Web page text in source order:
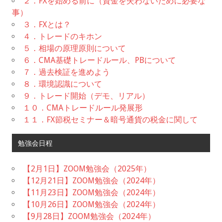
事）
３．FXとは？
４．トレードのキホン
５．相場の原理原則について
６．CMA基礎トレードルール、PBについて
７．過去検証を進めよう
８．環境認識について
９．トレード開始（デモ、リアル）
１０．CMAトレードルール発展形
１１．FX節税セミナー＆暗号通貨の税金に関して
勉強会日程
【2月1日】ZOOM勉強会（2025年）
【12月21日】ZOOM勉強会（2024年）
【11月23日】ZOOM勉強会（2024年）
【10月26日】ZOOM勉強会（2024年）
【9月28日】ZOOM勉強会（2024年）